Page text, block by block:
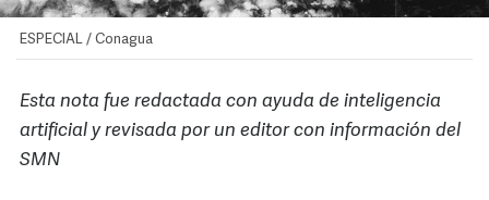
ESPECIAL / Conagua
Esta nota fue redactada con ayuda de inteligencia
artificial y revisada por un editor con información del
SMN